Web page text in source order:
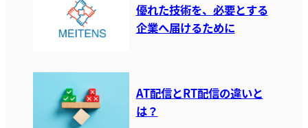
優れた技術を、必要とする
企業へ届けるために
AT配信とRT配信の違いと
は？